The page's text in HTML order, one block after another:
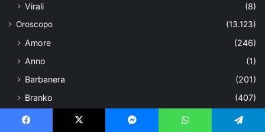
Virali
(8)
Oroscopo (13.123)
Amore
(246)
Anno
(1)
Barbanera
(201)
Branko
(407)
Buongiornoconilcuore.it
(36)